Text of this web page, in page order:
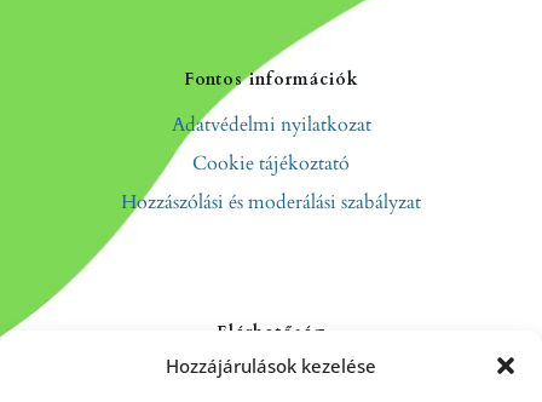
Hozzájárulások kezelése
Fontos információk
Adatvédelmi nyilatkozat
Cookie tájékoztató
Hozzászólási és moderálási szabályzat
Elérhetőség
Kapcsolat